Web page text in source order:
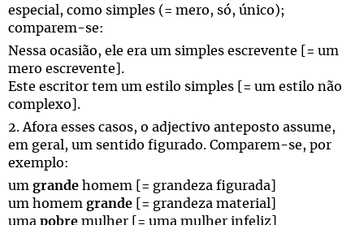
especial, como simples (= mero, só, único);
comparem-se:
Nessa ocasião, ele era um simples escrevente [= um
mero escrevente].
Este escritor tem um estilo simples [= um estilo não
complexo].
2. Afora esses casos, o adjectivo anteposto assume,
em geral, um sentido figurado. Comparem-se, por
exemplo:
um grande homem [= grandeza figurada]
um homem grande [= grandeza material]
uma pobre mulher [= uma mulher infeliz]